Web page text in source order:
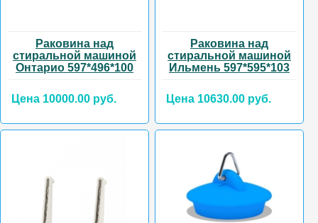
Раковина над
стиральной машиной
Онтарио 597*496*100
Цена 10000.00 руб.
Раковина над
стиральной машиной
Ильмень 597*595*103
Цена 10630.00 руб.